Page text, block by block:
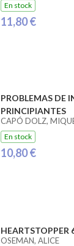
En stock
11,80 €
PROBLEMAS DE
PRINCIPIANTES
CAPÓ DOLZ,
En stock
10,80 €
HEARTSTOPPER
OSEMAN, ALICE